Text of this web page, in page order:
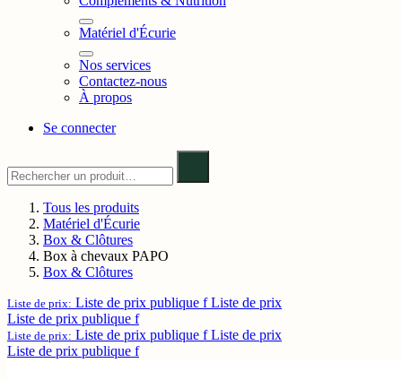
Matériel d'Écurie
Nos services
Contactez-nous
À propos
Se connecter
Tous les produits
Matériel d'Écurie
Box & Clôtures
Box à chevaux PAPO
Box & Clôtures
Liste de prix: Liste de prix publique f Liste de prix
Liste de prix publique f
Liste de prix: Liste de prix publique f Liste de prix
Liste de prix publique f